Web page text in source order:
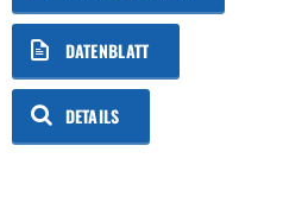
DATENBLATT
DETAILS